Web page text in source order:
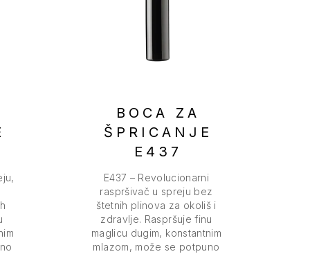
BOCA ZA
ŠPRICANJE
E437
E437 – Revolucionarni
raspršivač u spreju bez
štetnih plinova za okoliš i
zdravlje. Raspršuje finu
maglicu dugim, konstantnim
mlazom, može se potpuno